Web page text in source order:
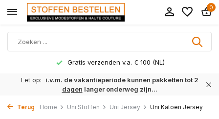
0
Gratis verzenden v.a. € 100 (NL)
Let op: i.v.m. de vakantieperiode kunnen pakketten tot 2
dagen langer onderweg zijn...
Terug Home Uni Stoffen Uni Jersey Uni Katoen Jersey